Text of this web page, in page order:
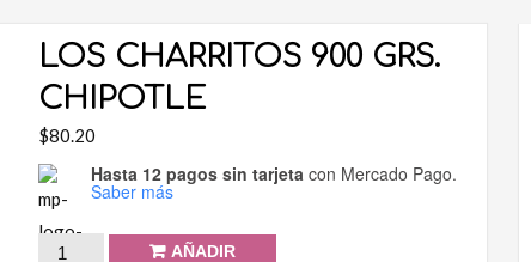
LOS CHARRITOS 900 GRS.
CHIPOTLE
$80.20
Hasta 12 pagos sin tarjeta con Mercado Pago.
Saber más
AÑADIR